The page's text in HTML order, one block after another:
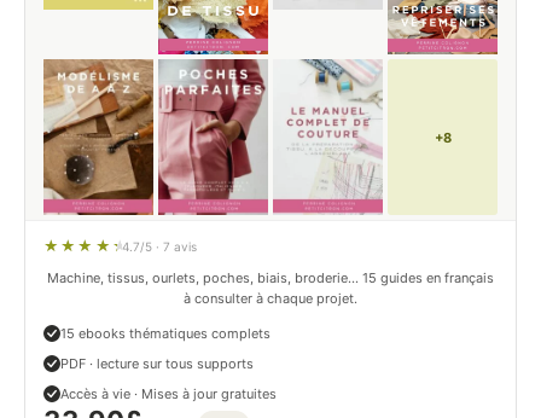
+8
4.7/5 · 7 avis
Machine, tissus, ourlets, poches, biais, broderie… 15 guides en français
à consulter à chaque projet.
15 ebooks thématiques complets
PDF · lecture sur tous supports
Accès à vie · Mises à jour gratuites